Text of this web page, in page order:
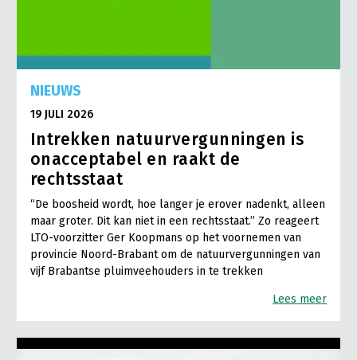
NIEUWS
19 JULI 2026
Intrekken natuurvergunningen is
onacceptabel en raakt de
rechtsstaat
“De boosheid wordt, hoe langer je erover nadenkt, alleen
maar groter. Dit kan niet in een rechtsstaat.” Zo reageert
LTO-voorzitter Ger Koopmans op het voornemen van
provincie Noord-Brabant om de natuurvergunningen van
vijf Brabantse pluimveehouders in te trekken
Lees meer